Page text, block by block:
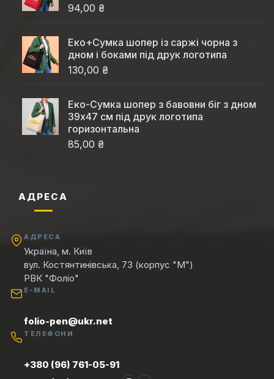
94,00 ₴
Еко+Сумка шопер із саржі чорна з
дном і боками під друк логотипа
130,00 ₴
Еко-Сумка шопер з бавовни біг з дном
39x47 см під друк логотипа
горизонтальна
85,00 ₴
АДРЕСА
АДРЕСА
Україна, м. Київ
вул. Костянтинівська, 73 (корпус "М")
РВК "Фоліо"
E-MAIL
folio-pen@ukr.net
ТЕЛЕФОНИ
+380 (96) 761-05-91